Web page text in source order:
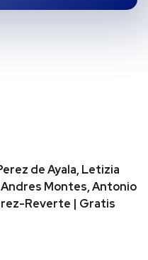
de Ayala, Letizia
Montes, Antonio
Reverte | Gratis